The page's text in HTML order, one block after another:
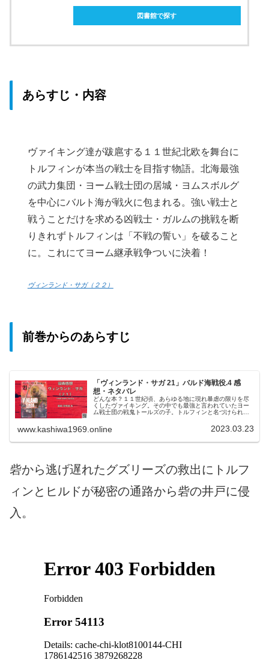
図書館で探す
あらすじ・内容
ヴァイキング達が跋扈する１１世紀北欧を舞台に
トルフィンが本当の戦士を目指す物語。北海最強
の武力集団・ヨーム戦士団の居城・ヨムスボルグ
を中心にバルト海が戦火に包まれる。強い戦士と
戦うことだけを求める凶戦士・ガルムの挑戦を断
りきれずトルフィンは「不戦の誓い」を破ること
に。これにてヨーム継承戦争ついに決着！
ヴィンランド・サガ（２２）
前巻からのあらすじ
「ヴィンランド・サガ 21」バルド海戦役.4 感
想・ネタバレ
どんな本？１１世紀頃、あらゆる地に現れ暴虐の限りを尽
くしたヴァイキング。その中でも最強と言われていたヨー
ム戦士団の戦鬼トールズの子。トルフィンと名づけられた
して育ったのだが、、ヨーム戦士団...
www.kashiwa1969.online 2023.03.23
砦から逃げ遅れたグズリーズの救出にトルフ
ィンとヒルドが秘密の通路から砦の井戸に侵
入。